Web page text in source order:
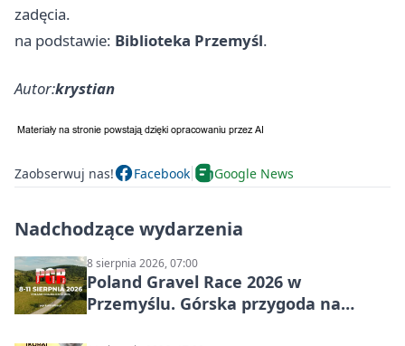
zadęcia.
na podstawie: Biblioteka Przemyśl.
Autor:krystian
Zaobserwuj nas! Facebook Google News
Nadchodzące wydarzenia
8 sierpnia 2026, 07:00
Poland Gravel Race 2026 w
Przemyślu. Górska przygoda na